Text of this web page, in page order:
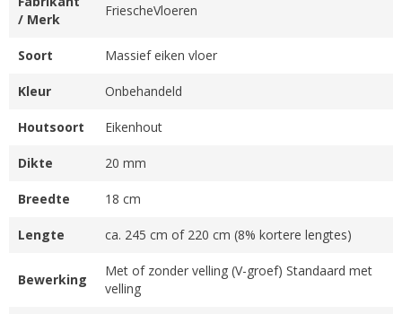
/ Merk
FriescheVloeren
Soort Massief eiken vloer
Kleur Onbehandeld
Houtsoort Eikenhout
Dikte 20 mm
Breedte 18 cm
Lengte ca. 245 cm of 220 cm (8% kortere lengtes)
Bewerking
Met of zonder velling (V-groef) Standaard met
velling